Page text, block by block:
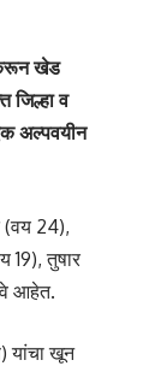
करून खेड
जिल्हा व
अल्पवयीन
(वय 24),
19), तुषार
आहेत.
यांचा खून